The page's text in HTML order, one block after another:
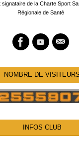
signataire de la Charte Sport
Régionale de Santé
NOMBRE DE VISITEURS
INFOS CLUB